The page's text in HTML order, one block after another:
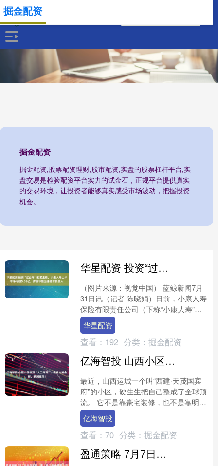
掘金配资
掘金配资,股票配资理财,股市配资,实盘的股票杠杆平台,实
盘交易是检验配资平台实力的试金石，正规平台提供真实
的交易环境，让投资者能够真实感受市场波动，把握投资
机会。
掘金配资
华星配资 投资“过山车”拖累业绩，小康人寿上半年净亏损5.08亿，罗振华刚出任临时负责人
（图片来源：视觉中国） 蓝鲸新闻7月
31日讯（记者 陈晓娟）日前，小康人寿
保险有限责任公司（下称“小康人寿”）
披露2026年第二季度偿付能力报告。 今
年上半年，....
华星配资
查看： 192 分类： 掘金配资
亿海智投 山西小区楼顶“人工降雨”，视频火遍全球，欧洲破防！
最近，山西运城一个叫“西建·天茂国宾
府”的小区，硬生生把自己整成了全球顶
流。 它不是靠豪宅装修，也不是靠明星
业主，就靠一套楼顶的“人工降雨”黑科
技。这个视频还被....
亿海智投
查看： 70 分类： 掘金配资
盈通策略 7月7日会员早报：史上最大外企赴美上市定价在即 微软裁员4800人